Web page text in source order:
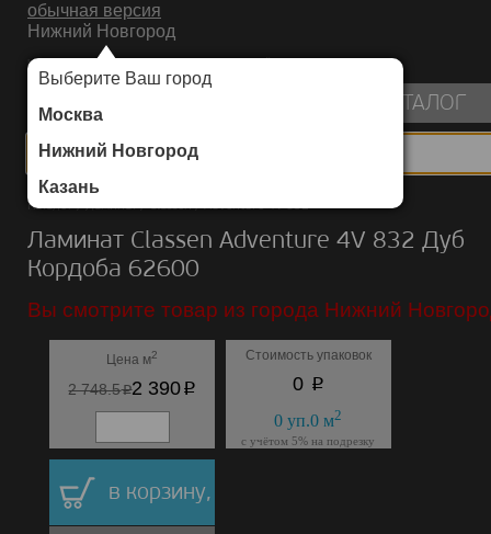
обычная версия
Нижний Новгород
Выберите Ваш город
Москва
Нижний Новгород
Казань
ИНТЕРНЕТ-МАГАЗИН НАПОЛЬНЫХ ПОКРЫТИЙ
КАТАЛОГ
Каталог/Ламинат/Classen/Adventure 4V 832
Ламинат Classen Adventure 4V 832 Дуб
Кордоба 62600
Вы смотрите товар из города Нижний
Цена м2
2 748.5p2 390p
Стоимость упаковок
0 p
0 уп.0 м2
с учётом 5% на подрезку
в корзину,